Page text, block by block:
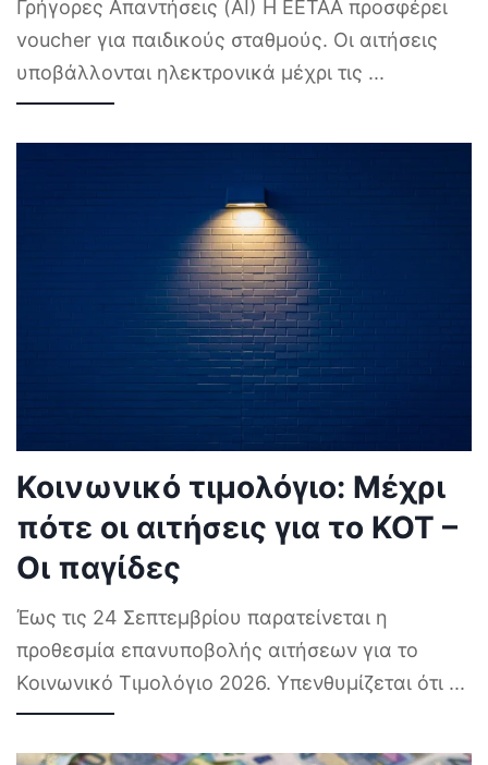
Γρήγορες Απαντήσεις (AI) Η ΕΕΤΑΑ προσφέρει
voucher για παιδικούς σταθμούς. Οι αιτήσεις
υποβάλλονται ηλεκτρονικά μέχρι τις ...
Κοινωνικό τιμολόγιο: Μέχρι
πότε οι αιτήσεις για το ΚΟΤ –
Οι παγίδες
Έως τις 24 Σεπτεμβρίου παρατείνεται η
προθεσμία επανυποβολής αιτήσεων για το
Κοινωνικό Τιμολόγιο 2026. Υπενθυμίζεται ότι ...